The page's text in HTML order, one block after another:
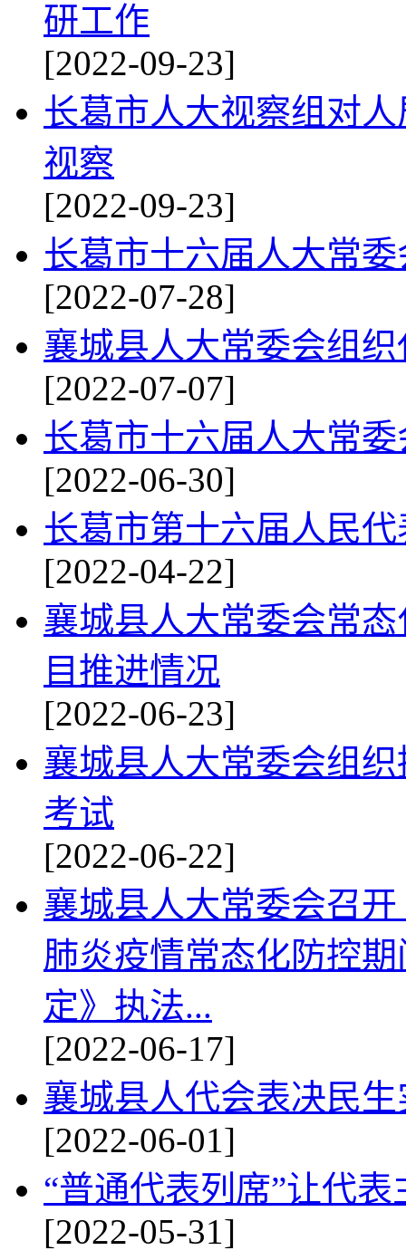
研工作
[2022-09-23]
长葛市人大视察组对
视察
[2022-09-23]
长葛市十六届人大常
[2022-07-28]
襄城县人大常委会组
[2022-07-07]
长葛市十六届人大常
[2022-06-30]
长葛市第十六届人民
[2022-04-22]
襄城县人大常委会常
目推进情况
[2022-06-23]
襄城县人大常委会组
考试
[2022-06-22]
襄城县人大常委会召
肺炎疫情常态化防控
定》执法...
[2022-06-17]
襄城县人代会表决民
[2022-06-01]
“普通代表列席”让代
[2022-05-31]